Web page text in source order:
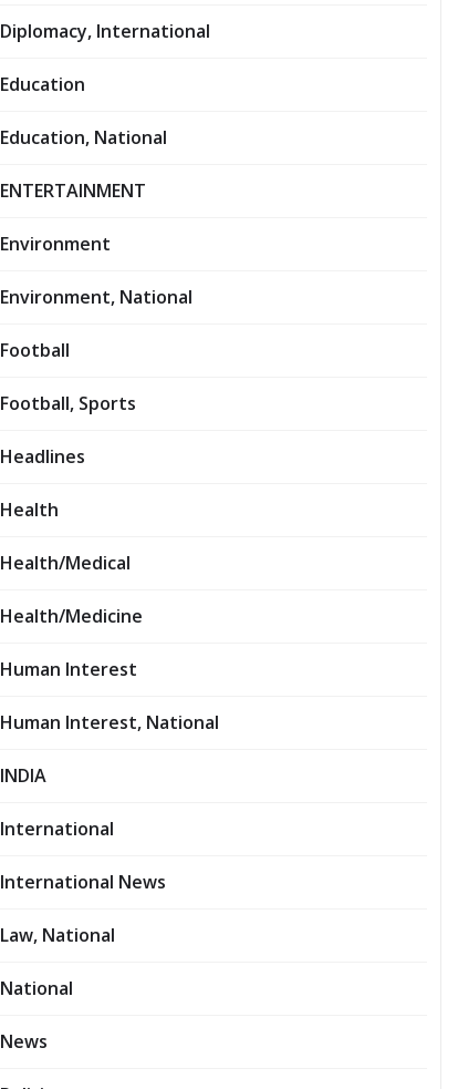
Diplomacy, International
Education
Education, National
ENTERTAINMENT
Environment
Environment, National
Football
Football, Sports
Headlines
Health
Health/Medical
Health/Medicine
Human Interest
Human Interest, National
INDIA
International
International News
Law, National
National
News